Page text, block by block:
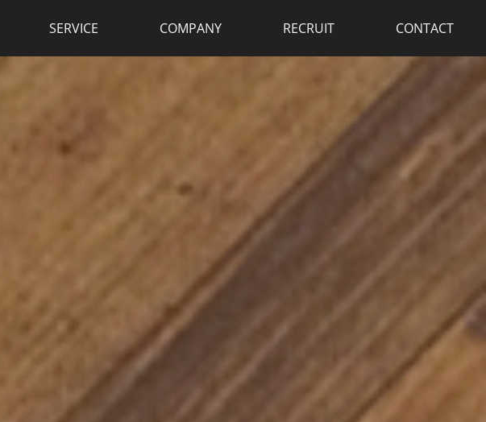
SERVICE COMPANY RECRUIT CONTACT